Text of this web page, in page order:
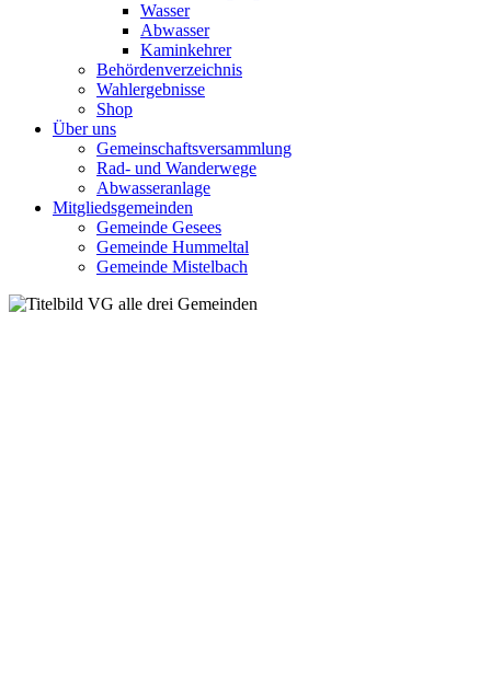
Wasser
Abwasser
Kaminkehrer
Behördenverzeichnis
Wahlergebnisse
Shop
Über uns
Gemeinschaftsversammlung
Rad- und Wanderwege
Abwasseranlage
Mitgliedsgemeinden
Gemeinde Gesees
Gemeinde Hummeltal
Gemeinde Mistelbach